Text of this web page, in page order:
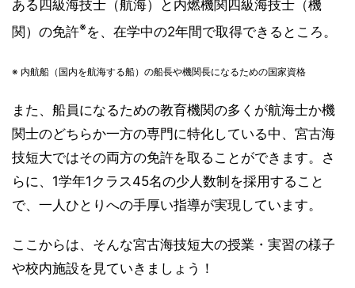
ある四級海技士（航海）と内燃機関四級海技士（機
関）の免許※を、在学中の2年間で取得できるところ。
※ 内航船（国内を航海する船）の船長や機関長になるための国家資格
また、船員になるための教育機関の多くが航海士か機
関士のどちらか一方の専門に特化している中、宮古海
技短大ではその両方の免許を取ることができます。さ
らに、1学年1クラス45名の少人数制を採用すること
で、一人ひとりへの手厚い指導が実現しています。
ここからは、そんな宮古海技短大の授業・実習の様子
や校内施設を見ていきましょう！